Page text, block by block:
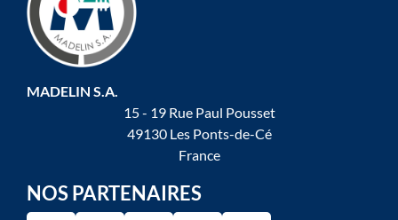
MADELIN S.A.
15 - 19 Rue Paul Pousset
49130 Les Ponts-de-Cé
France
NOS PARTENAIRES